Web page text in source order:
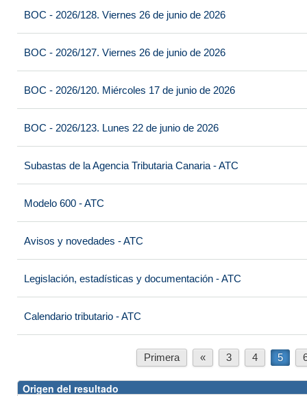
BOC - 2026/128. Viernes 26 de junio de 2026
BOC - 2026/127. Viernes 26 de junio de 2026
BOC - 2026/120. Miércoles 17 de junio de 2026
BOC - 2026/123. Lunes 22 de junio de 2026
Subastas de la Agencia Tributaria Canaria - ATC
Modelo 600 - ATC
Avisos y novedades - ATC
Legislación, estadísticas y documentación - ATC
Calendario tributario - ATC
Primera « 3 4 5
Origen del resultado